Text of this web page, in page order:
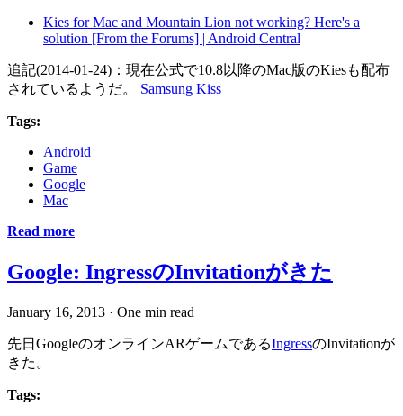
Kies for Mac and Mountain Lion not working? Here's a
solution [From the Forums] | Android Central
追記(2014-01-24)：現在公式で10.8以降のMac版のKiesも配布
されているようだ。 Samsung Kiss
Tags:
Android
Game
Google
Mac
Read more
Google: IngressのInvitationがきた
January 16, 2013 · One min read
先日GoogleのオンラインARゲームであるIngressのInvitationが
きた。
Tags: